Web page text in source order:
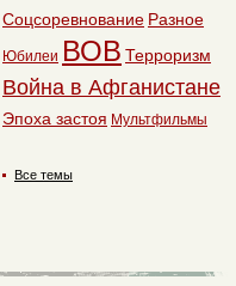
Соцсоревнование Разное
Юбилеи ВОВ Терроризм
Война в Афганистане
Эпоха застоя Мультфильмы
Все темы